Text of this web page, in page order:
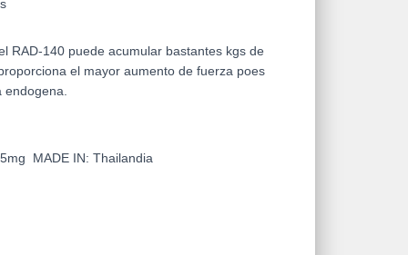
RAD-140 puede acumular bastantes kgs de
el mayor aumento de fuerza poes
MADE IN: Thailandia